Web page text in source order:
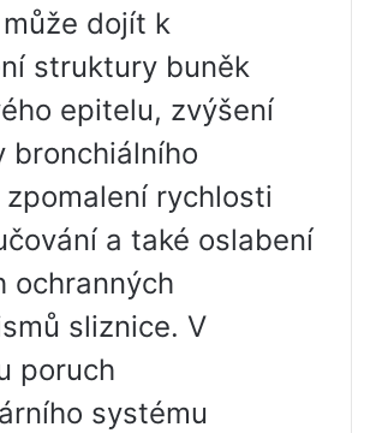
dojít k
struktury buněk
epitelu, zvýšení
bronchiálního
rychlosti
a také oslabení
ochranných
sliznice. V
poruch
systému